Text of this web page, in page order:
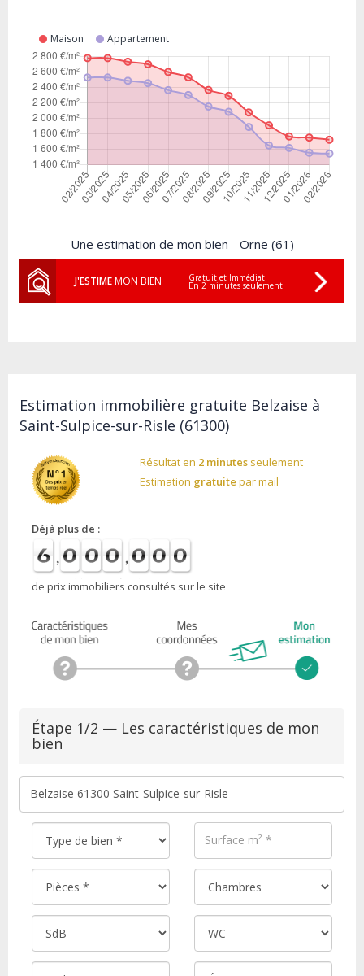
Maison Appartement
Une estimation de mon bien - Orne (61)
J'ESTIMEMON BIEN Gratuit et Immédiat
En 2 minutes seulement
Estimation immobilière gratuite Belzaise à
Saint-Sulpice-sur-Risle (61300)
Résultat en 2 minutes seulement
Estimation gratuite par mail
Déjà plus de :
de prix immobiliers consultés sur le site
Étape 1/2 — Les caractéristiques de mon
bien